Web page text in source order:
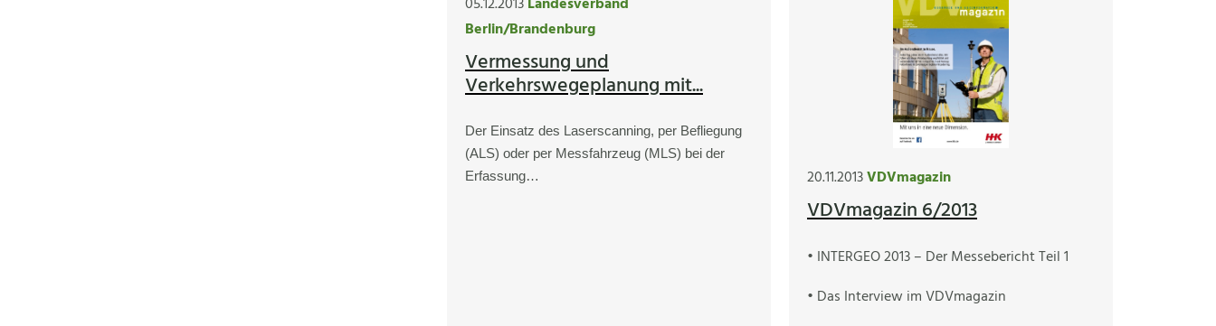
Berlin/Brandenburg
Vermessung und
Verkehrswegeplanung mit...
Der Einsatz des Laserscanning, per Befliegung
(ALS) oder per Messfahrzeug (MLS) bei der
Erfassung…
20.11.2013VDVmagazin
VDVmagazin 6/2013
• INTERGEO 2013 – Der Messebericht Teil 1
• Das Interview im VDVmagazin